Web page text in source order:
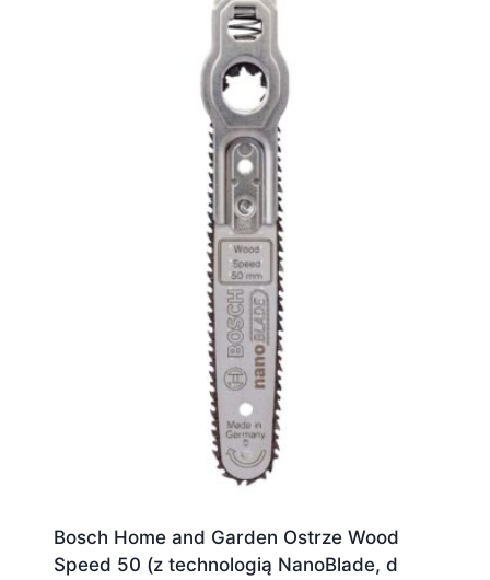
Bosch Home and Garden Ostrze Wood
Speed 50 (z technologią NanoBlade, d